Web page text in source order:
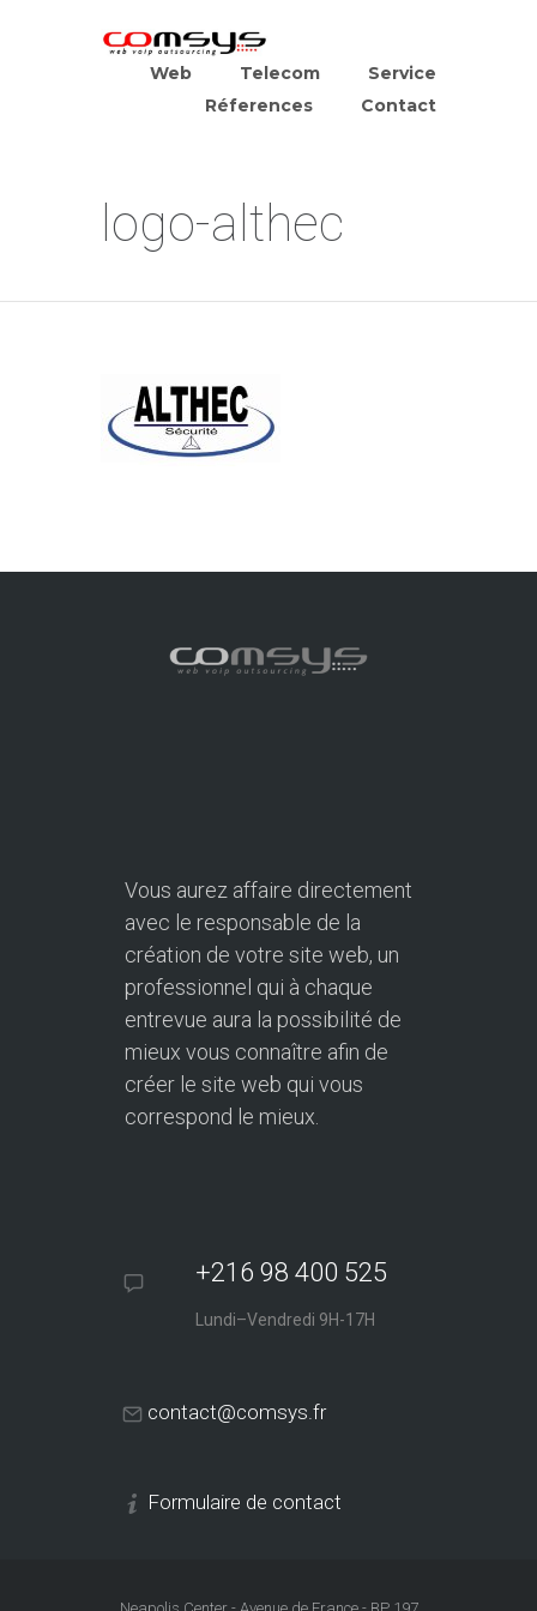
Web Telecom
Service
Réferences
Contact
logo-althec
Vous aurez affaire directement
avec le responsable de la
création de votre site web, un
professionnel qui à chaque
entrevue aura la possibilité de
mieux vous connaître afin de
créer le site web qui vous
correspond le mieux.
+216 98 400 525
Lundi–Vendredi 9H-17H
contact@comsys.fr
Formulaire de contact